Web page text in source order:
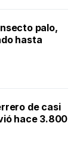
palo,
hasta
de casi
hace 3.800